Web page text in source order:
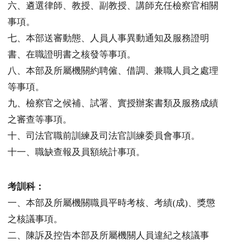
六、遴選律師、教授、副教授、講師充任檢察官相關
事項。
七、本部送審動態、人員人事異動通知及服務證明
書、在職證明書之核發等事項。
八、本部及所屬機關約聘僱、借調、兼職人員之處理
等事項。
九、檢察官之候補、試署、實授辦案書類及服務成績
之審查等事項。
十、司法官職前訓練及司法官訓練委員會事項。
十一、職缺查報及員額統計事項。
考訓科：
一、本部及所屬機關職員平時考核、考績(成)、獎懲
之核議事項。
二、陳訴及控告本部及所屬機關人員違紀之核議事